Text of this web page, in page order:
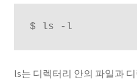
$ ls -l
ls는 디렉터리 안의 파일과